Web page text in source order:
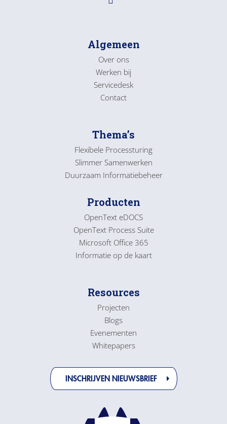
Algemeen
Over ons
Werken bij
Servicedesk
Contact
Thema’s
Flexibele Processturing
Slimmer Samenwerken
Duurzaam Informatiebeheer
Producten
OpenText eDOCS
OpenText Process Suite
Microsoft Office 365
Informatie op de kaart
Resources
Projecten
Blogs
Evenementen
Whitepapers
INSCHRIJVEN NIEUWSBRIEF